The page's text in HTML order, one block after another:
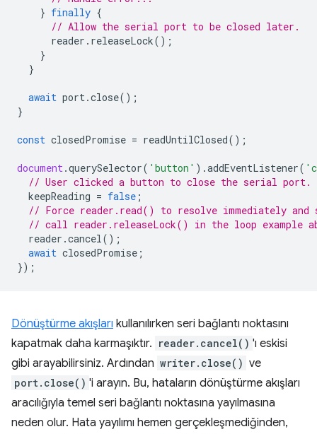
} finally {
// Allow the serial port to be closed later.
reader . releaseLock();
}
}
await port.close();
}
const closedPromise = readUntilClosed();
document.querySelector( 'button' ).addEventListener(
// User clicked a button to close the serial port.
keepReading = false ;
// Force reader.read() to resolve immediately and
// call reader.releaseLock() in the loop example
reader .cancel();
await closedPromise ;
});
Dönüştürme akışları kullanılırken seri bağlantı noktasını
kapatmak daha karmaşıktır. reader.cancel() 'ı eskisi
gibi arayabilirsiniz. Ardından writer.close() ve
port.close() 'i arayın. Bu, hataların dönüştürme akışları
aracılığıyla temel seri bağlantı noktasına yayılmasına
neden olur. Hata yayılımı hemen gerçekleşmediğinden,